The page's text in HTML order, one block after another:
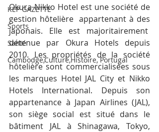
KEP GAZETTE
Sports
Santé
Cambodge,Culture,Histoire, Portugal
Okura Nikko Hotel est une société de
gestion hôtelière  appartenant à des
japonais. Elle est majoritairement
détenue par Okura Hotels depuis
2010. Les propriétés de la société
hôtelière sont commercialisées sous
les marques Hotel JAL City et Nikko
Hotels International. Depuis son
appartenance à Japan Airlines (JAL),
son siège social est situé dans le
bâtiment JAL à Shinagawa, Tokyo,